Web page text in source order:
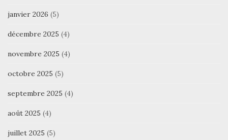
janvier 2026 (5)
décembre 2025 (4)
novembre 2025 (4)
octobre 2025 (5)
septembre 2025 (4)
août 2025 (4)
juillet 2025 (5)